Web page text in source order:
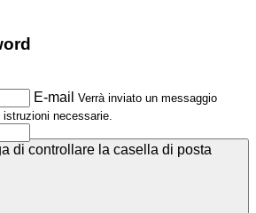
E-mail Verrà inviato un messaggio
necessarie.
di controllare la casella di posta